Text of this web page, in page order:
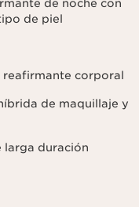
de noche con
de piel
corporal
de maquillaje y
larga duración